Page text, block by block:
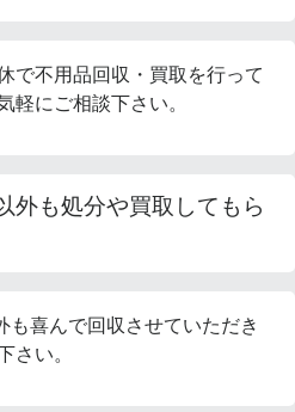
で不用品回収・買取を行って
軽にご相談下さい。
外も処分や買取してもら
も喜んで回収させていただき
さい。